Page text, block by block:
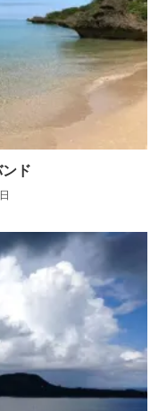
ド